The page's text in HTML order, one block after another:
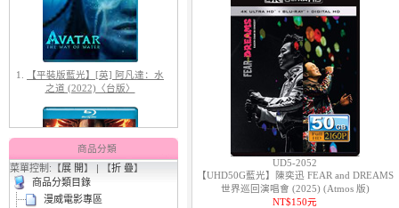
【平裝版藍光】[英] 阿凡達3：火
與燼 (2025)(Atmos 版)〈台版〉
商品分類
菜單控制:【展 開】 | 【折 疊】
商品分類目錄
漫威電影專區
UD5-2052
【UHD50G藍光】陳奕迅 FEAR and DREAMS
世界巡回演唱會 (2025) (Atmos 版)
NT$150元